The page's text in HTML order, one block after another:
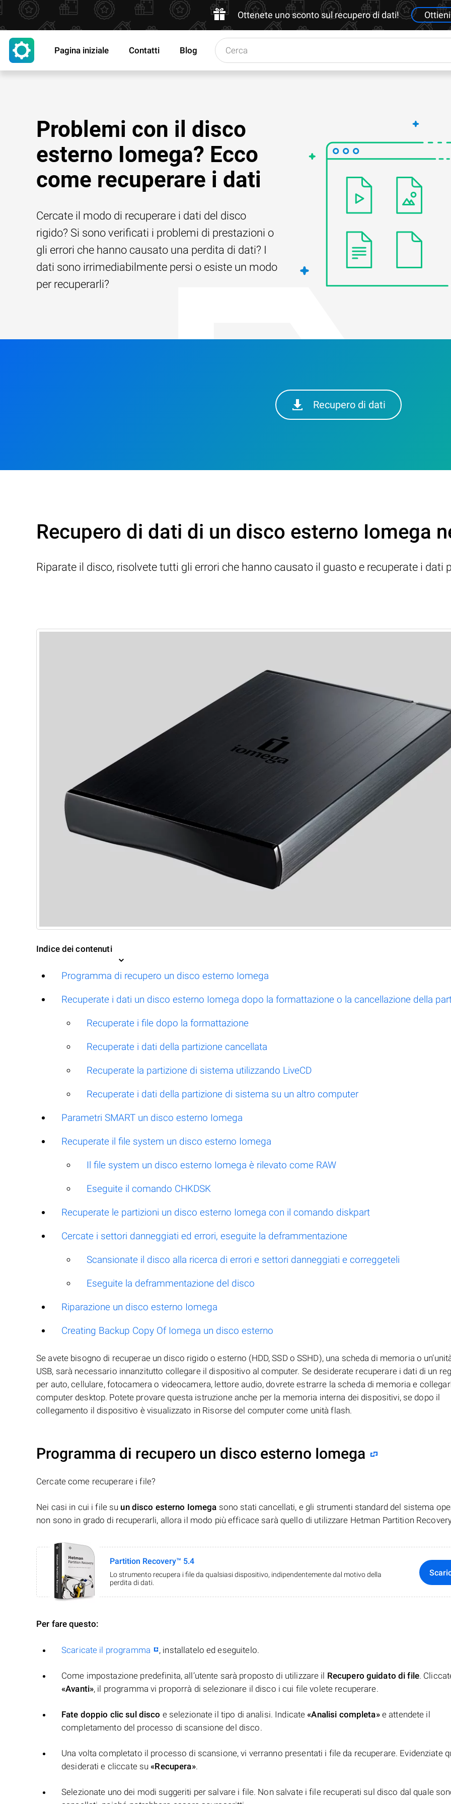
Ottenete uno sconto sul recupero di dati! Ottieni
Pagina iniziale Contatti Blog
Problemi con il disco
esterno Iomega? Ecco
come recuperare i dati
Cercate il modo di recuperare i dati del disco
rigido? Si sono verificati i problemi di prestazioni o
gli errori che hanno causato una perdita di dati? I
dati sono irrimediabilmente persi o esiste un modo
per recuperarli?
Recupero di dati
Recupero di dati di un disco esterno Iomega
Riparate il disco, risolvete tutti gli errori che hanno causato il guasto e recuperate i dati
Indice dei contenuti
Programma di recupero un disco esterno Iomega
Recuperate i dati un disco esterno Iomega dopo la formattazione o la cancellazione della
Recuperate i file dopo la formattazione
Recuperate i dati della partizione cancellata
Recuperate la partizione di sistema utilizzando LiveCD
Recuperate i dati della partizione di sistema su un altro computer
Parametri SMART un disco esterno Iomega
Recuperate il file system un disco esterno Iomega
Il file system un disco esterno Iomega è rilevato come RAW
Eseguite il comando CHKDSK
Recuperate le partizioni un disco esterno Iomega con il comando diskpart
Cercate i settori danneggiati ed errori, eseguite la deframmentazione
Scansionate il disco alla ricerca di errori e settori danneggiati e correggeteli
Eseguite la deframmentazione del disco
Riparazione un disco esterno Iomega
Creating Backup Copy Of Iomega un disco esterno
Se avete bisogno di recuperae un disco rigido o esterno (HDD, SSD o SSHD), una scheda di memoria o
USB, sarà necessario innanzitutto collegare il dispositivo al computer. Se desiderate recuperare i dati di un
per auto, cellulare, fotocamera o videocamera, lettore audio, dovrete estrarre la scheda di memoria e
computer desktop. Potete provare questa istruzione anche per la memoria interna dei dispositivi, se dopo il
collegamento il dispositivo è visualizzato in Risorse del computer come unità flash.
Programma di recupero un disco esterno Iomega
Cercate come recuperare i file?
Nei casi in cui i file su un disco esterno Iomega sono stati cancellati, e gli strumenti standard del sistema
non sono in grado di recuperarli, allora il modo più efficace sarà quello di utilizzare Hetman Partition
Partition Recovery™ 5.4
Lo strumento recupera i file da qualsiasi dispositivo, indipendentemente dal motivo della
perdita di dati.
Per fare questo:
Scaricate il programma , installatelo ed eseguitelo.
Come impostazione predefinita, all’utente sarà proposto di utilizzare il Recupero guidato di file.
«Avanti», il programma vi proporrà di selezionare il disco i cui file volete recuperare.
Fate doppio clic sul disco e selezionate il tipo di analisi. Indicate«Analisi completa»e attendete il
completamento del processo di scansione del disco.
Una volta completato il processo di scansione, vi verranno presentati i file da recuperare. Evidenziate
desiderati e cliccate su«Recupera».
Selezionate uno dei modi suggeriti per salvare i file. Non salvate i file recuperati sul disco dal quale